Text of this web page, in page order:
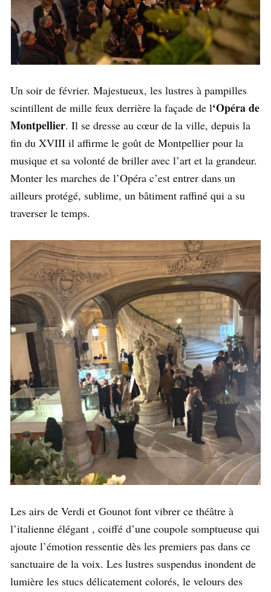
Un soir de février. Majestueux, les lustres à pampilles
scintillent de mille feux derrière la façade de l‘Opéra de
Montpellier. Il se dresse au cœur de la ville, depuis la
fin du XVIII il affirme le goût de Montpellier pour la
musique et sa volonté de briller avec l’art et la grandeur.
Monter les marches de l’Opéra c’est entrer dans un
ailleurs protégé, sublime, un bâtiment raffiné qui a su
traverser le temps.
Les airs de Verdi et Gounot font vibrer ce théâtre à
l’italienne élégant , coiffé d’une coupole somptueuse qui
ajoute l’émotion ressentie dès les premiers pas dans ce
sanctuaire de la voix. Les lustres suspendus inondent de
lumière les stucs délicatement colorés, le velours des